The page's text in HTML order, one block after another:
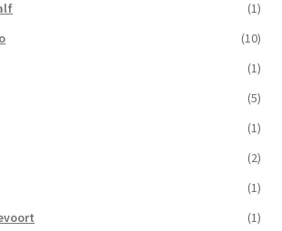
(1)
(10)
(1)
(5)
(1)
(2)
(1)
(1)